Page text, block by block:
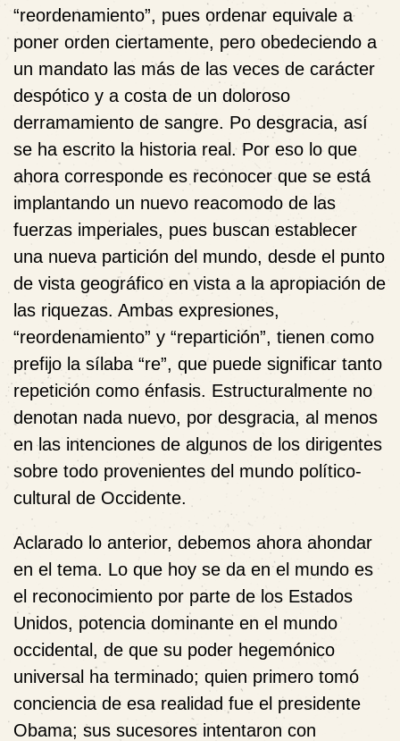
“reordenamiento”, pues ordenar equivale a
poner orden ciertamente, pero obedeciendo a
un mandato las más de las veces de carácter
despótico y a costa de un doloroso
derramamiento de sangre. Po desgracia, así
se ha escrito la historia real. Por eso lo que
ahora corresponde es reconocer que se está
implantando un nuevo reacomodo de las
fuerzas imperiales, pues buscan establecer
una nueva partición del mundo, desde el punto
de vista geográfico en vista a la apropiación de
las riquezas. Ambas expresiones,
“reordenamiento” y “repartición”, tienen como
prefijo la sílaba “re”, que puede significar tanto
repetición como énfasis. Estructuralmente no
denotan nada nuevo, por desgracia, al menos
en las intenciones de algunos de los dirigentes
sobre todo provenientes del mundo político-
cultural de Occidente.
Aclarado lo anterior, debemos ahora ahondar
en el tema. Lo que hoy se da en el mundo es
el reconocimiento por parte de los Estados
Unidos, potencia dominante en el mundo
occidental, de que su poder hegemónico
universal ha terminado; quien primero tomó
conciencia de esa realidad fue el presidente
Obama; sus sucesores intentaron con